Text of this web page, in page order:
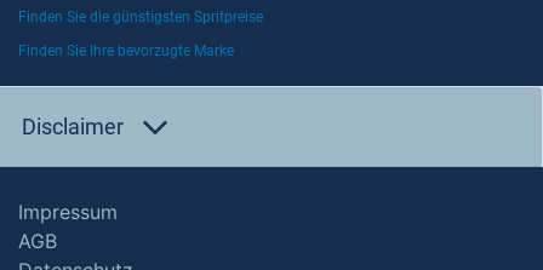
Finden Sie die günstigsten Spritpreise
Finden Sie Ihre bevorzugte Marke
Disclaimer
Impressum
AGB